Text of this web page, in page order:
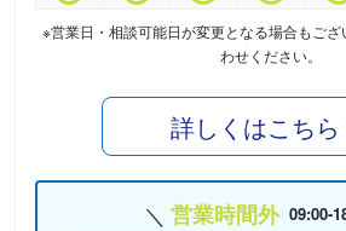
※営業日・相談可能日が変更となる場合もご
わせください。
詳しくはこちら
営業時間外 09:00-